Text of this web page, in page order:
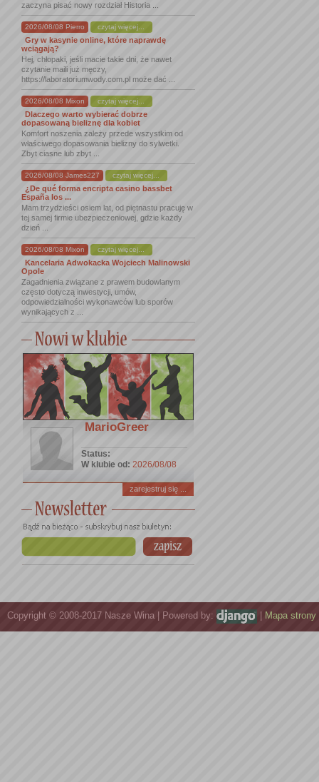
zaczyna pisać nowy rozdział Historia ...
2026/08/08 Pierro czytaj więcej...
Gry w kasynie online, które naprawdę
wciągają?
Hej, chłopaki, jeśli macie takie dni, że nawet
czytanie maili już męczy,
https://laboratoriumwody.com.pl może dać ...
2026/08/08 Mixon czytaj więcej...
Dlaczego warto wybierać dobrze
dopasowaną bieliznę dla kobiet
Komfort noszenia zależy przede wszystkim od
właściwego dopasowania bielizny do sylwetki.
Zbyt ciasne lub zbyt ...
2026/08/08 James227 czytaj więcej...
¿De qué forma encripta casino bassbet
España los ...
Mam trzydzieści osiem lat, od piętnastu pracuję w
tej samej firmie ubezpieczeniowej, gdzie każdy
dzień ...
2026/08/08 Mixon czytaj więcej...
Kancelaria Adwokacka Wojciech Malinowski
Opole
Zagadnienia związane z prawem budowlanym
często dotyczą inwestycji, umów,
odpowiedzialności wykonawców lub sporów
wynikających z ...
MarioGreer
Status:
W klubie od: 2026/08/08
zarejestruj się ...
Copyright © 2008-2017 Nasze Wina | Powered by: Mapa strony